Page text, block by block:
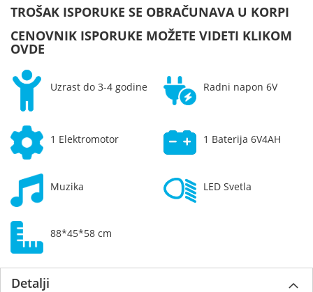
TROŠAK ISPORUKE SE OBRAČUNAVA U KORPI
CENOVNIK ISPORUKE MOŽETE VIDETI KLIKOM
OVDE
Uzrast do 3-4 godine Radni napon 6V
1 Elektromotor 1 Baterija 6V4AH
Muzika LED Svetla
88*45*58 cm
Detalji